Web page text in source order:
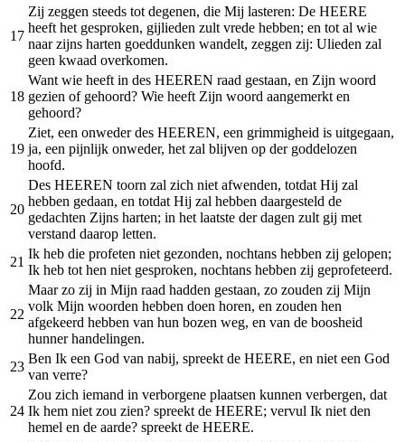
17
Zij zeggen steeds tot degenen, die Mij lasteren: De HEERE
heeft het gesproken, gijlieden zult vrede hebben; en tot al wie
naar zijns harten goeddunken wandelt, zeggen zij: Ulieden zal
geen kwaad overkomen.
18
Want wie heeft in des HEEREN raad gestaan, en Zijn woord
gezien of gehoord? Wie heeft Zijn woord aangemerkt en
gehoord?
19
Ziet, een onweder des HEEREN, een grimmigheid is uitgegaan,
ja, een pijnlijk onweder, het zal blijven op der goddelozen
hoofd.
20
Des HEEREN toorn zal zich niet afwenden, totdat Hij zal
hebben gedaan, en totdat Hij zal hebben daargesteld de
gedachten Zijns harten; in het laatste der dagen zult gij met
verstand daarop letten.
21
Ik heb die profeten niet gezonden, nochtans hebben zij gelopen;
Ik heb tot hen niet gesproken, nochtans hebben zij geprofeteerd.
22
Maar zo zij in Mijn raad hadden gestaan, zo zouden zij Mijn
volk Mijn woorden hebben doen horen, en zouden hen
afgekeerd hebben van hun bozen weg, en van de boosheid
hunner handelingen.
23
Ben Ik een God van nabij, spreekt de HEERE, en niet een God
van verre?
24
Zou zich iemand in verborgene plaatsen kunnen verbergen, dat
Ik hem niet zou zien? spreekt de HEERE; vervul Ik niet den
hemel en de aarde? spreekt de HEERE.